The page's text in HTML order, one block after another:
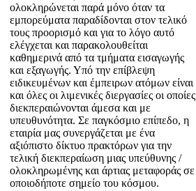
ολοκληρώνεται παρά μόνο όταν τα
εμπορεύματα παραδίδονται στον τελικό
τους προορισμό και για το λόγο αυτό
ελέγχεται και παρακολουθείται
καθημερινά από τα τμήματα εισαγωγής
και εξαγωγής. Υπό την επίβλεψη
ειδικευμένων και έμπειρων ατόμων είναι
και όλες οι λιμενικές διεργασίες οι οποίες
διεκπεραιώνονται άμεσα και με
υπευθυνότητα. Σε παγκόσμιο επίπεδο, η
εταιρία μας συνεργάζεται με ένα
αξιόπιστο δίκτυο πρακτόρων για την
τελική διεκπεραίωση μιας υπεύθυνης /
ολοκληρωμένης και άρτιας μεταφοράς σε
οποιοδήποτε σημείο του κόσμου.